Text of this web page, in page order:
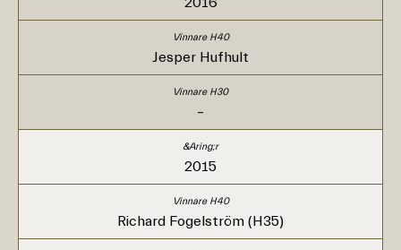
Jesper Hufhult
–
2015
Richard Fogelström (H35)